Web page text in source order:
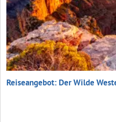
Reiseangebot: Der Wilde